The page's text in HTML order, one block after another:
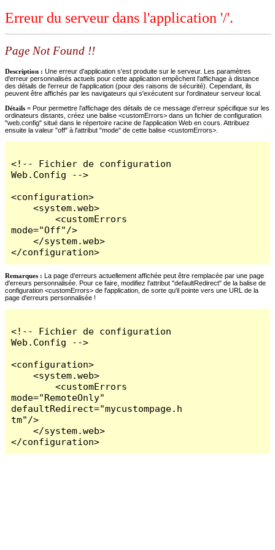
Erreur du serveur dans l'application '/'.
Page Not Found !!
Description : Une erreur d'application s'est produite sur le serveur. Les paramètres
d'erreur personnalisés actuels pour cette application empêchent l'affichage à distance
des détails de l'erreur de l'application (pour des raisons de sécurité). Cependant, ils
peuvent être affichés par les navigateurs qui s'exécutent sur l'ordinateur serveur local.
Détails = Pour permettre l'affichage des détails de ce message d'erreur spécifique sur les
ordinateurs distants, créez une balise <customErrors> dans un fichier de configuration
"web.config" situé dans le répertoire racine de l'application Web en cours. Attribuez
ensuite la valeur "off" à l'attribut "mode" de cette balise <customErrors>.
<!-- Fichier de configuration
Web.Config -->
<configuration>
    <system.web>
        <customErrors
mode="Off"/>
    </system.web>
</configuration>
Remarques : La page d'erreurs actuellement affichée peut être remplacée par une page
d'erreurs personnalisée. Pour ce faire, modifiez l'attribut "defaultRedirect" de la balise de
configuration <customErrors> de l'application, de sorte qu'il pointe vers une URL de la
page d'erreurs personnalisée !
<!-- Fichier de configuration
Web.Config -->
<configuration>
    <system.web>
        <customErrors
mode="RemoteOnly"
defaultRedirect="mycustompage.h
tm"/>
    </system.web>
</configuration>